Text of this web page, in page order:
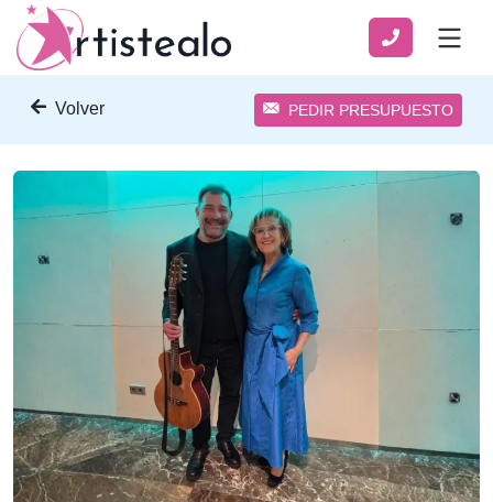
Volver PEDIR PRESUPUESTO